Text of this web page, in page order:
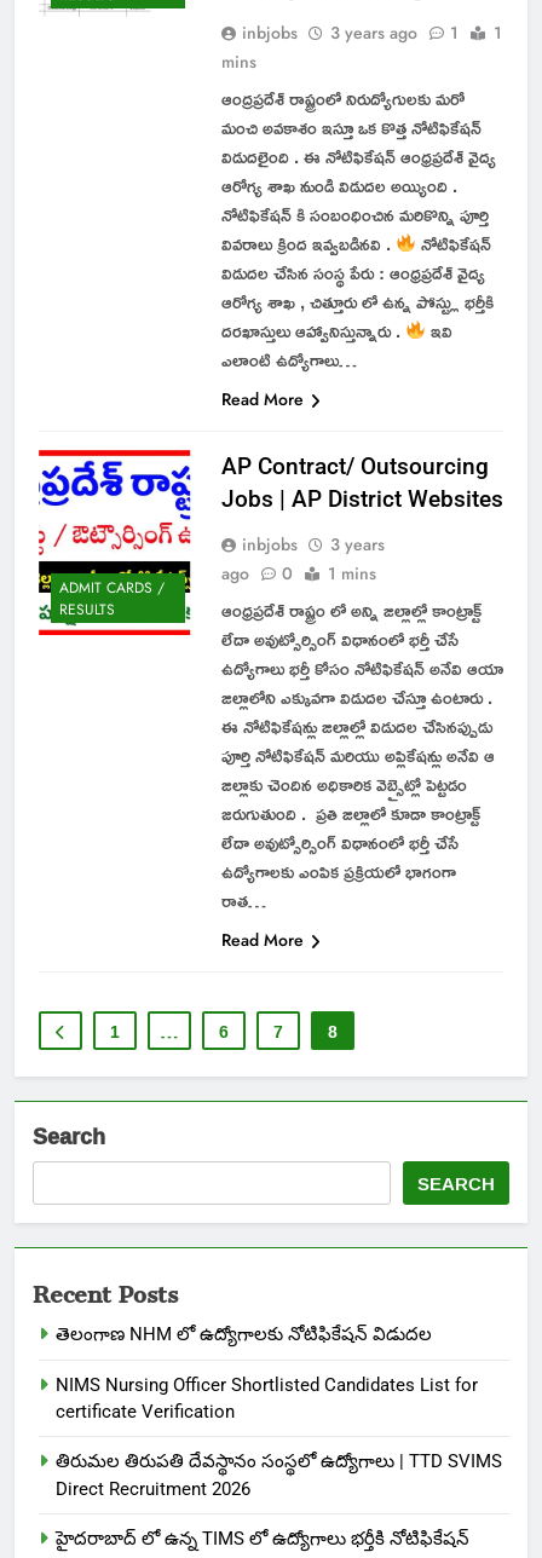
inbjobs 3 years ago 1
1
mins
ఆంద్రప్రదేశ్ రాష్ట్రంలో నిరుద్యోగులకు మరో
మంచి అవకాశం ఇస్తూ ఒక కొత్త నోటిఫికేషన్
విడుదలైంది . ఈ నోటిఫికేషన్ ఆంధ్రప్రదేశ్ వైద్య
ఆరోగ్య శాఖ నుండి విడుదల అయ్యింది .
నోటిఫికేషన్ కి సంబంధించిన మరికొన్ని పూర్తి
వివరాలు క్రింద ఇవ్వబడినవి .
నోటిఫికేషన్
విడుదల చేసిన సంస్థ పేరు : ఆంధ్రప్రదేశ్ వైద్య
ఆరోగ్య శాఖ , చిత్తూరు లో ఉన్న పోస్ట్లు భర్తీకి
దరఖాస్తులు ఆహ్వానిస్తున్నారు .
ఇవి
ఎలాంటి ఉద్యోగాలు…
Read More
ADMIT CARDS /
RESULTS
AP Contract/ Outsourcing
Jobs | AP District Websites
inbjobs
3 years
ago
0 1 mins
ఆంధ్రప్రదేశ్ రాష్ట్రం లో అన్ని జిల్లాల్లో కాంట్రాక్ట్
లేదా అవుట్సోర్సింగ్ విధానంలో భర్తీ చేసే
ఉద్యోగాలు భర్తీ కోసం నోటిఫికేషన్ అనేవి ఆయా
జిల్లాలోని ఎక్కువగా విడుదల చేస్తూ ఉంటారు .
ఈ నోటిఫికేషన్లు జిల్లాల్లో విడుదల చేసినప్పుడు
పూర్తి నోటిఫికేషన్ మరియు అప్లికేషన్లు అనేవి ఆ
జిల్లాకు చెందిన అధికారిక వెబ్సైట్లో పెట్టడం
జరుగుతుంది . ప్రతి జిల్లాలో కూడా కాంట్రాక్ట్
లేదా అవుట్సోర్సింగ్ విధానంలో భర్తీ చేసే
ఉద్యోగాలకు ఎంపిక ప్రక్రియలో భాగంగా
రాత…
Read More
1 … 6 7 8
Search
SEARCH
Recent Posts
తెలంగాణ NHM లో ఉద్యోగాలకు నోటిఫికేషన్ విడుదల
NIMS Nursing Officer Shortlisted Candidates List for
certificate Verification
తిరుమల తిరుపతి దేవస్థానం సంస్థలో ఉద్యోగాలు | TTD SVIMS
Direct Recruitment 2026
హైదరాబాద్ లో ఉన్న TIMS లో ఉద్యోగాలు భర్తీకి నోటిఫికేషన్